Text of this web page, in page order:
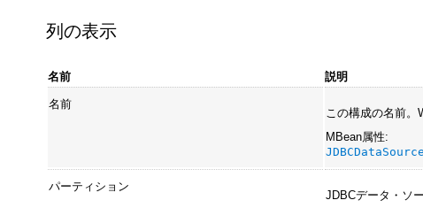
列の表示
名前 説明
名前
この構成の名前。
MBean属性:
パーティション
JDBCデータ・ソ